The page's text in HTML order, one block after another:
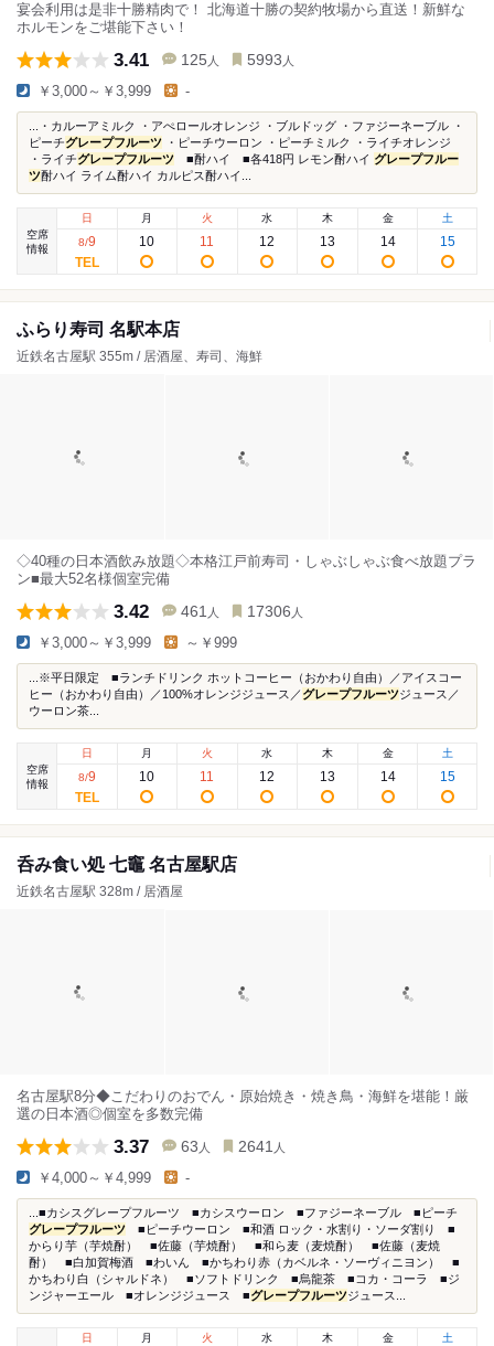
宴会利用は是非十勝精肉で！ 北海道十勝の契約牧場から直送！新鮮な
ホルモンをご堪能下さい！
3.41 125 人 5993 人
￥3,000～￥3,999 -
...・カルーアミルク ・アぺロールオレンジ ・ブルドッグ ・ファジーネーブル ・
ピーチグレープフルーツ ・ピーチウーロン ・ピーチミルク ・ライチオレンジ
・ライチグレープフルーツ ■酎ハイ ■各418円 レモン酎ハイ グレープフルー
ツ酎ハイ ライム酎ハイ カルピス酎ハイ...
空席
情報
日
8/9
月
10
火
11
水
12
木
13
金
14
土
15
ふらり寿司 名駅本店
近鉄名古屋駅 355m / 居酒屋、寿司、海鮮
◇40種の日本酒飲み放題◇本格江戸前寿司・しゃぶしゃぶ食べ放題プラ
ン■最大52名様個室完備
3.42 461 人 17306 人
￥3,000～￥3,999 ～￥999
...※平日限定 ■ランチドリンク ホットコーヒー（おかわり自由）／アイスコー
ヒー（おかわり自由）／100%オレンジジュース／グレープフルーツジュース／
ウーロン茶...
空席
情報
日
8/9
月
10
火
11
水
12
木
13
金
14
土
15
呑み食い処 七竈 名古屋駅店
近鉄名古屋駅 328m / 居酒屋
名古屋駅8分◆こだわりのおでん・原始焼き・焼き鳥・海鮮を堪能！厳
選の日本酒◎個室を多数完備
3.37 63 人 2641 人
￥4,000～￥4,999 -
...■カシスグレープフルーツ ■カシスウーロン ■ファジーネーブル ■ピーチ
グレープフルーツ ■ピーチウーロン ■和酒 ロック・水割り・ソーダ割り ■
からり芋（芋焼酎） ■佐藤（芋焼酎） ■和ら麦（麦焼酎） ■佐藤（麦焼
酎） ■白加賀梅酒 ■わいん ■かちわり赤（カベルネ・ソーヴィニヨン） ■
かちわり白（シャルドネ） ■ソフトドリンク ■烏龍茶 ■コカ・コーラ ■ジ
ンジャーエール ■オレンジジュース ■グレープフルーツジュース...
日
月 火 水 木 金 土